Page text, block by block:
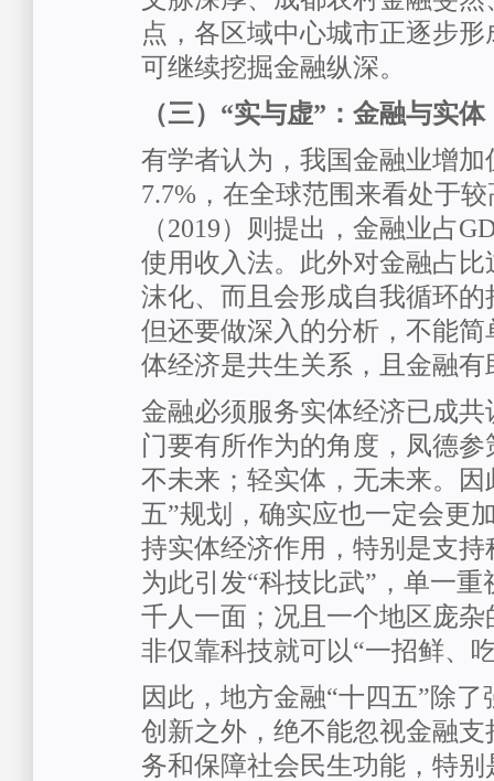
点，各区域中心城市正逐步
可继续挖掘金融纵深。
（三）“实与虚”：金融与实体
有学者认为，我国金融业增加
7.7%，在全球范围来看处于
（2019）则提出，金融业占
使用收入法。此外对金融占
沫化、而且会形成自我循环
但还要做深入的分析，不能
体经济是共生关系，且金融
金融必须服务实体经济已成
门要有所作为的角度，凤德
不未来；轻实体，无未来。因
五”规划，确实应也一定会更
持实体经济作用，特别是支
为此引发“科技比武”，单一
千人一面；况且一个地区庞
非仅靠科技就可以“一招鲜、
因此，地方金融“十四五”除
创新之外，绝不能忽视金融
务和保障社会民生功能，特